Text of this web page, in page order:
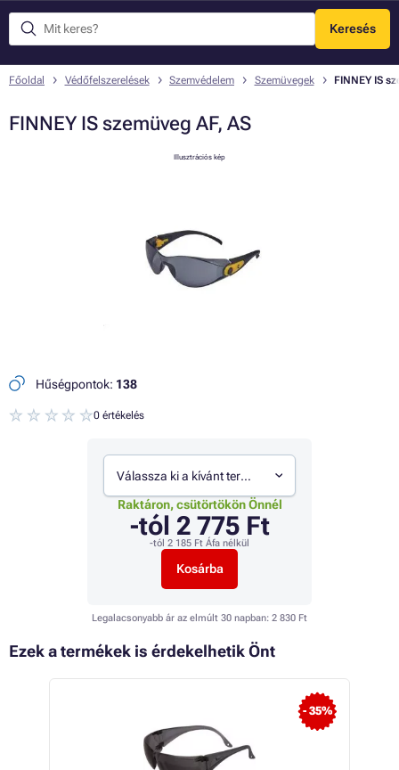
Keresés
Menü
Főoldal Védőfelszerelések Szemvédelem Szemüvegek FINNEY IS
FINNEY IS szemüveg AF, AS
Illusztrációs kép
Hűségpontok: 138
0 értékelés
Válassza ki a kívánt termékváltozatot
Raktáron, csütörtökön Önnél
-tól 2 775 Ft
-tól 2 185 Ft Áfa nélkül
Kosárba
Legalacsonyabb ár az elmúlt 30 napban: 2 830 Ft
Ezek a termékek is érdekelhetik Önt
- 35%